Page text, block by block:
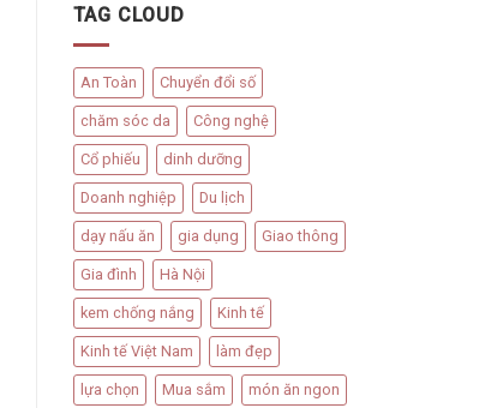
TAG CLOUD
An Toàn Chuyển đổi số
chăm sóc da Công nghệ
Cổ phiếu dinh dưỡng
Doanh nghiệp Du lịch
dạy nấu ăn gia dụng Giao thông
Gia đình Hà Nội
kem chống nắng Kinh tế
Kinh tế Việt Nam làm đẹp
lựa chọn Mua sắm món ăn ngon